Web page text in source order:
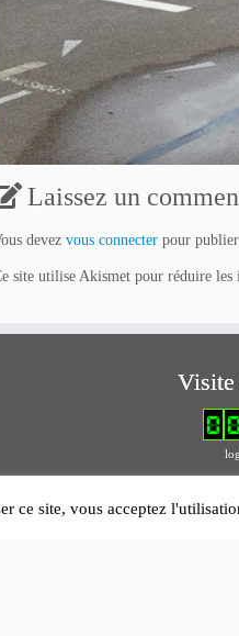
Laissez un
devez vous connecter pour
site utilise Akismet pour réduire les
Visite
ce site, vous acceptez